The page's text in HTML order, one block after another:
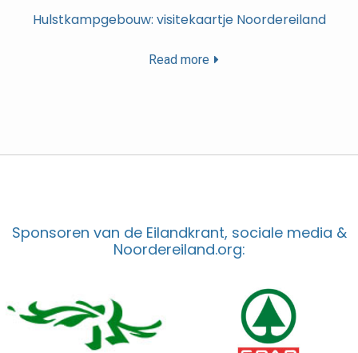
Hulstkampgebouw: visitekaartje Noordereiland
Read more
Sponsoren van de Eilandkrant, sociale media &
Noordereiland.org: